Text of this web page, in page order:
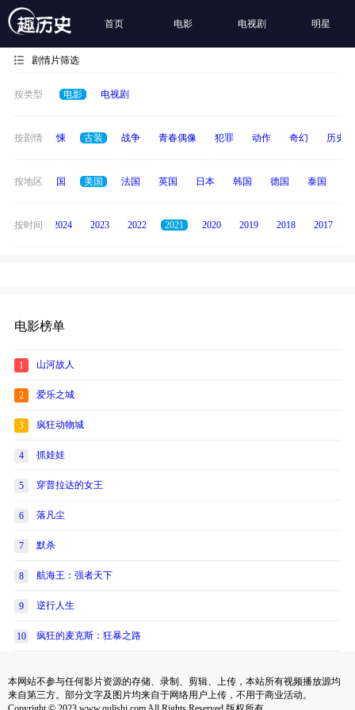
首页 电影 电视剧 明星
剧情片筛选
按类型 电影 电视剧
按剧情
动画 惊悚 古装 战争 青春偶像 犯罪 动作 奇幻 历史
按地区
全部 中国 美国 法国 英国 日本 韩国 德国 泰国
按时间
2025 2024 2023 2022 2021 2020 2019 2018 2017
电影榜单
1 山河故人
2 爱乐之城
3 疯狂动物城
4 抓娃娃
5 穿普拉达的女王
6 落凡尘
7 默杀
8 航海王：强者天下
9 逆行人生
10 疯狂的麦克斯：狂暴之路
本网站不参与任何影片资源的存储、录制、剪辑、上传，本站所有视频播放源均
来自第三方。部分文字及图片均来自于网络用户上传，不用于商业活动。